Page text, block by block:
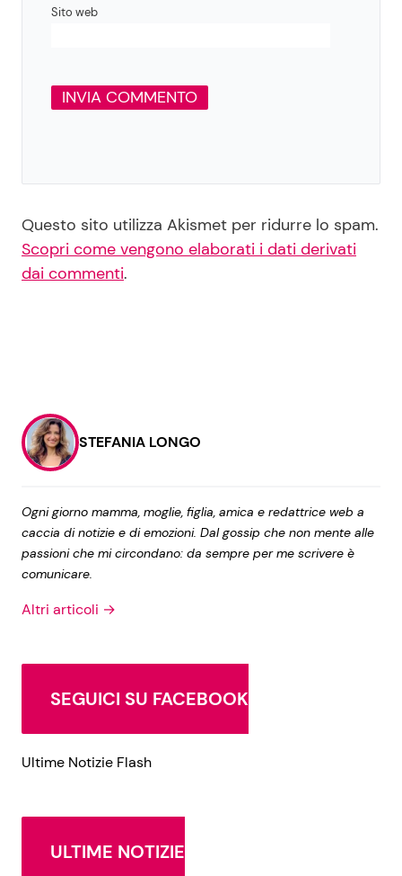
Sito web
Questo sito utilizza Akismet per ridurre lo spam.
Scopri come vengono elaborati i dati derivati
dai commenti.
STEFANIA LONGO
Ogni giorno mamma, moglie, figlia, amica e redattrice web a
caccia di notizie e di emozioni. Dal gossip che non mente alle
passioni che mi circondano: da sempre per me scrivere è
comunicare.
Altri articoli →
SEGUICI SU FACEBOOK
Ultime Notizie Flash
ULTIME NOTIZIE